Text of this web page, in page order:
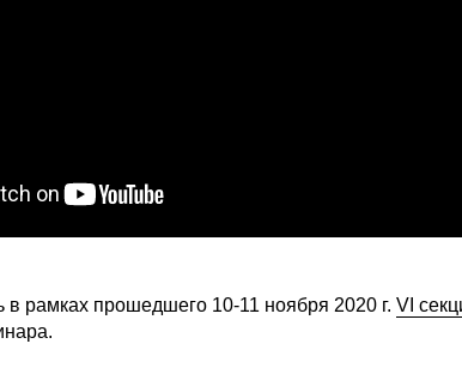
в рамках прошедшего 10-11 ноября 2020 г. VI